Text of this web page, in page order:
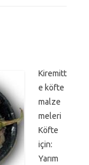
Kiremitt
e köfte
malze
meleri
Köfte
için:
Yarım